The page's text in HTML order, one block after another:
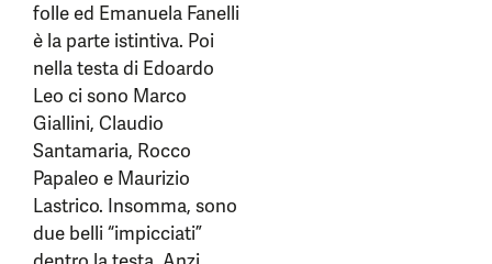
folle ed Emanuela Fanelli
è la parte istintiva. Poi
nella testa di Edoardo
Leo ci sono Marco
Giallini, Claudio
Santamaria, Rocco
Papaleo e Maurizio
Lastrico. Insomma, sono
due belli “impicciati”